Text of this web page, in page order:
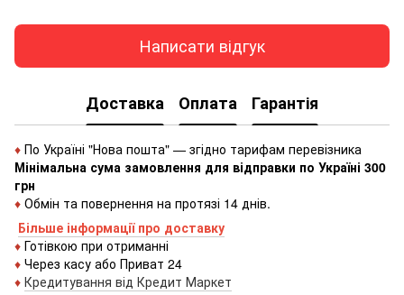
Написати відгук
Доставка Оплата Гарантія
♦ По Україні "Нова пошта" — згідно тарифам перевізника
Мінімальна сума замовлення для відправки по Україні 300
грн
♦ Обмін та повернення на протязі 14 днів.
Більше інформації про доставку
♦ Готівкою при отриманні
♦ Через касу або Приват 24
♦ Кредитування від Кредит Маркет